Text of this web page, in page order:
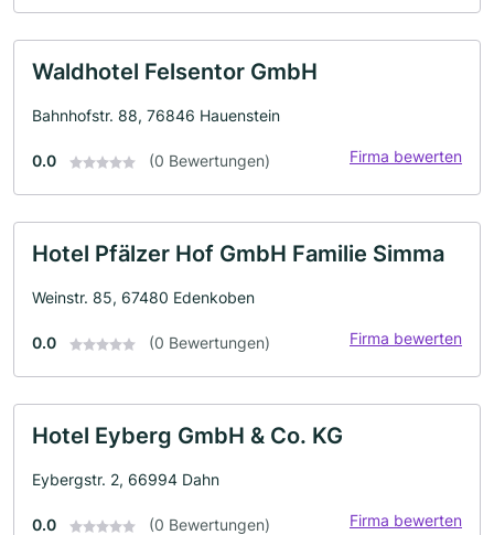
Waldhotel Felsentor GmbH
Bahnhofstr. 88, 76846 Hauenstein
0.0 (0 Bewertungen) Firma bewerten
Hotel Pfälzer Hof GmbH Familie Simma
Weinstr. 85, 67480 Edenkoben
0.0 (0 Bewertungen) Firma bewerten
Hotel Eyberg GmbH & Co. KG
Eybergstr. 2, 66994 Dahn
0.0 (0 Bewertungen) Firma bewerten